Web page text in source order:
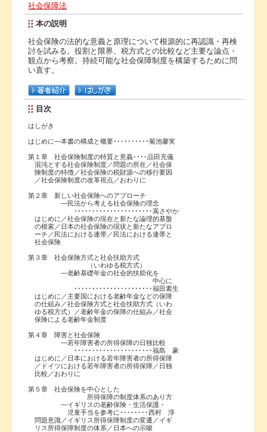
社会保障法
本の説明
社会保険の法的な意義と原理について根源的に再認識・再検
討を試みる。役割と限界、税方式との比較など主要な論点・
観点から考察。持続可能な社会保障制度を構築するために問
い直す。
目次
はしがき
はじめに―本書の構成と概要･･････････菊池馨実
第１章 社会保険制度の特質と意義････品田充儀
混沌とする社会保険制度／問題の所在／社会保
険制度の特徴／社会保険の税財源への移行要因
／社会保険制度の改革視点／おわりに
第２章 新しい社会保険へのアプローチ
―民法から考える社会保険の理念
･･････････････････････嵩さやか
はじめに／社会保険の現在と新たな論理的基盤
の模索／日本の社会保険の現状と新たなアプロ
ーチ／民法における連帯／民法における連帯と
社会保険
第３章 社会保険方式と社会扶助方式
（いわゆる税方式）
―老齢基礎年金の社会的扶助化を
中心に
･･････････････････････福田素生
はじめに／主要国における老齢年金などの保障
の仕組み／社会保険方式と社会扶助方式（いわ
ゆる税方式）／老齢年金の保障の仕組み／社会
保険による老齢年金制度
第４章 障害と社会保険
―若年障害者の所得保障の日独比較
･･････････････････････福島 豪
はじめに／日本における若年障害者の所得保障
／ドイツにおける若年障害者の所得保障／日独
比較／おわりに
第５章 社会保険を中心とした
所得保障の制度体系のあり方
―イギリスの老齢保険・生活保護・
児童手当を参考に････････西村 淳
問題意識／イギリス所得保障制度の変遷／イギ
リス所得保障制度の体系／日本への示唆